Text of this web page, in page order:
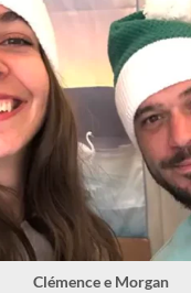
Clémence e Morgan